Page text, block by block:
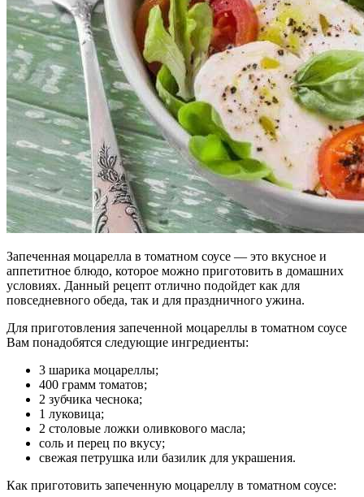
Запеченная моцарелла в томатном соусе — это вкусное и
аппетитное блюдо, которое можно приготовить в домашних
условиях. Данный рецепт отлично подойдет как для
повседневного обеда, так и для праздничного ужина.
Для приготовления запеченной моцареллы в томатном соусе
Вам понадобятся следующие ингредиенты:
3 шарика моцареллы;
400 грамм томатов;
2 зубчика чеснока;
1 луковица;
2 столовые ложки оливкового масла;
соль и перец по вкусу;
свежая петрушка или базилик для украшения.
Как приготовить запеченную моцареллу в томатном соусе: